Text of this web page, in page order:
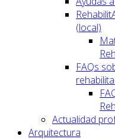
(local)
FAQs
Actualidad
Arquitectura